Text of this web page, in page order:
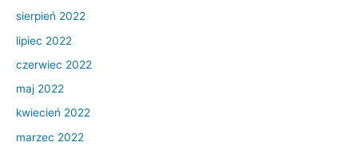
sierpień 2022
lipiec 2022
czerwiec 2022
maj 2022
kwiecień 2022
marzec 2022